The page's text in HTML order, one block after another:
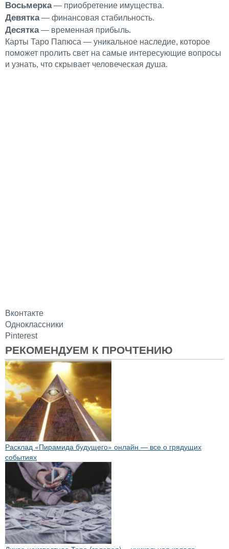
Восьмерка— приобретение имущества.
Девятка— финансовая стабильность.
Десятка— временная прибыль.
Карты Таро Папюса — уникальное наследие, которое
поможет пролить свет на самые интересующие вопросы
и узнать, что скрывает человеческая душа.
Вконтакте
Одноклассники
Pinterest
РЕКОМЕНДУЕМ К ПРОЧТЕНИЮ
Расклад «Пирамида будущего» онлайн — все о грядущих
событиях